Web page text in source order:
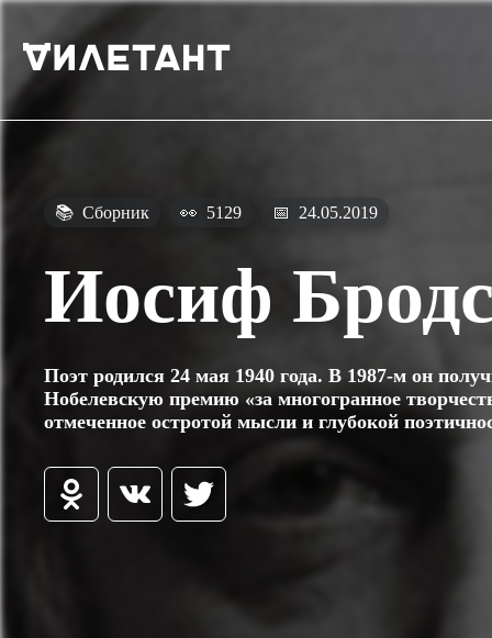
📚 Сборник 👀 5129 📅 24.05.2019
Иосиф
Поэт родился 24 мая 1940 года. В 1987-м он
Нобелевскую премию «за многогранное
отмеченное остротой мысли и глубокой